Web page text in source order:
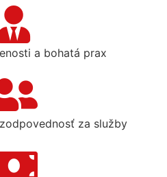
a bohatá prax
za služby